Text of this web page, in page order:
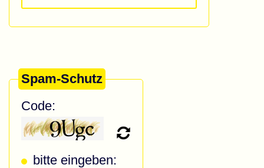
Spam-Schutz
Code:
bitte eingeben: